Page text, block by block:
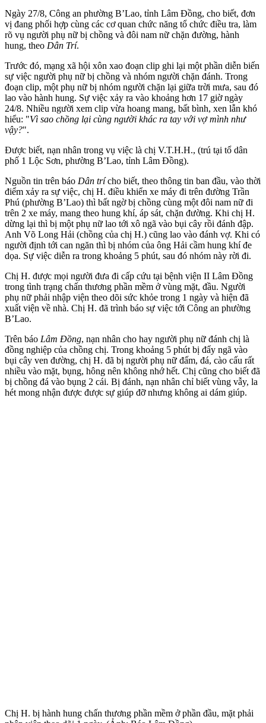
Ngày 27/8, Công an phường B’Lao, tỉnh Lâm Đồng, cho biết, đơn
vị đang phối hợp cùng các cơ quan chức năng tổ chức điều tra, làm
rõ vụ người phụ nữ bị chồng và đôi nam nữ chặn đường, hành
hung, theo Dân Trí.
Trước đó, mạng xã hội xôn xao đoạn clip ghi lại một phần diễn biến
sự việc người phụ nữ bị chồng và nhóm người chặn đánh. Trong
đoạn clip, một phụ nữ bị nhóm người chặn lại giữa trời mưa, sau đó
lao vào hành hung. Sự việc xảy ra vào khoảng hơn 17 giờ ngày
24/8. Nhiều người xem clip vừa hoang mang, bất bình, xen lẫn khó
hiểu: "Vì sao chồng lại cùng người khác ra tay với vợ mình như
vậy?".
Được biết, nạn nhân trong vụ việc là chị V.T.H.H., (trú tại tổ dân
phố 1 Lộc Sơn, phường B’Lao, tỉnh Lâm Đồng).
Nguồn tin trên báo Dân trícho biết, theo thông tin ban đầu, vào thời
điểm xảy ra sự việc, chị H. điều khiển xe máy đi trên đường Trần
Phú (phường B’Lao) thì bất ngờ bị chồng cùng một đôi nam nữ đi
trên 2 xe máy, mang theo hung khí, áp sát, chặn đường. Khi chị H.
dừng lại thì bị một phụ nữ lao tới xô ngã vào bụi cây rồi đánh đập.
Anh Võ Long Hải (chồng của chị H.) cũng lao vào đánh vợ. Khi có
người định tới can ngăn thì bị nhóm của ông Hải cầm hung khí đe
dọa. Sự việc diễn ra trong khoảng 5 phút, sau đó nhóm này rời đi.
Chị H. được mọi người đưa đi cấp cứu tại bệnh viện II Lâm Đồng
trong tình trạng chấn thương phần mềm ở vùng mặt, đầu. Người
phụ nữ phải nhập viện theo dõi sức khỏe trong 1 ngày và hiện đã
xuất viện về nhà. Chị H. đã trình báo sự việc tới Công an phường
B’Lao.
Trên báo Lâm Đồng, nạn nhân cho hay người phụ nữ đánh chị là
đồng nghiệp của chồng chị. Trong khoảng 5 phút bị đẩy ngã vào
bụi cây ven đường, chị H. đã bị người phụ nữ đấm, đá, cào cấu rất
nhiều vào mặt, bụng, hông nên không nhớ hết. Chị cũng cho biết đã
bị chồng đá vào bụng 2 cái. Bị đánh, nạn nhân chỉ biết vùng vẫy, la
hét mong nhận được được sự giúp đỡ nhưng không ai dám giúp.
Chị H. bị hành hung chấn thương phần mềm ở phần đầu, mặt phải